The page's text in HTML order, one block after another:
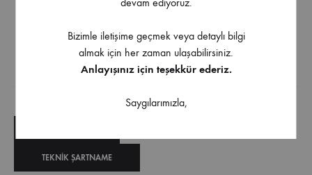
Çalışma Voltajı : 230 V
Ağırlık : 5,50 kg
TEKNIK ŞARTNAME
Bizimle iletişime geçmek veya detaylı bilgi
almak için her zaman ulaşabilirsiniz.
Anlayışınız için teşekkür ederiz.
Saygılarımızla,